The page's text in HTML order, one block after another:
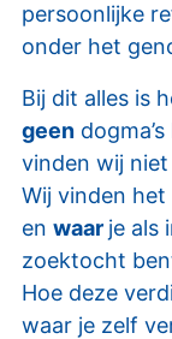
persoonlijke
onder het
Bij dit alles is
geen
vinden wij
Wij vinden
en waar je als
zoektocht
Hoe deze
waar je zelf